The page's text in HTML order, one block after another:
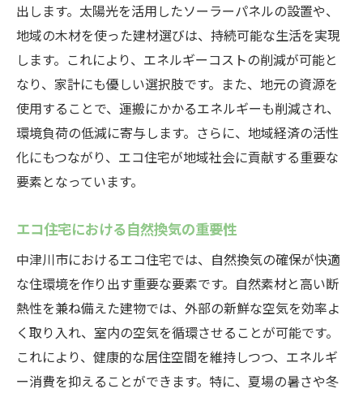
エコ住宅における空調効率化の実例
環境負荷を軽減するための空調システム
未来を見据えたエコ住宅の空調設計
エネルギー効率向上に向けた研究と開発
自然環境に調和した中津川市のエコ住宅で快適
な暮らしを
地域の自然を活かすエコ住宅のデザイン
タイル
中津川市の自然資源を活用した住まいづく
り
自然と調和したエコ住宅の魅力を探る
快適性とエコを両立する住まいの工夫
エコ住宅で感じる自然の息吹と暮らしの豊
かさ
出します。太陽光を活用したソーラーパネルの設置や、
地域の木材を使った建材選びは、持続可能な生活を実現
します。これにより、エネルギーコストの削減が可能と
なり、家計にも優しい選択肢です。また、地元の資源を
使用することで、運搬にかかるエネルギーも削減され、
環境負荷の低減に寄与します。さらに、地域経済の活性
化にもつながり、エコ住宅が地域社会に貢献する重要な
要素となっています。
エコ住宅における自然換気の重要性
中津川市におけるエコ住宅では、自然換気の確保が快適
な住環境を作り出す重要な要素です。自然素材と高い断
熱性を兼ね備えた建物では、外部の新鮮な空気を効率よ
く取り入れ、室内の空気を循環させることが可能です。
これにより、健康的な居住空間を維持しつつ、エネルギ
ー消費を抑えることができます。特に、夏場の暑さや冬